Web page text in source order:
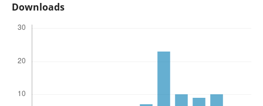
Downloads